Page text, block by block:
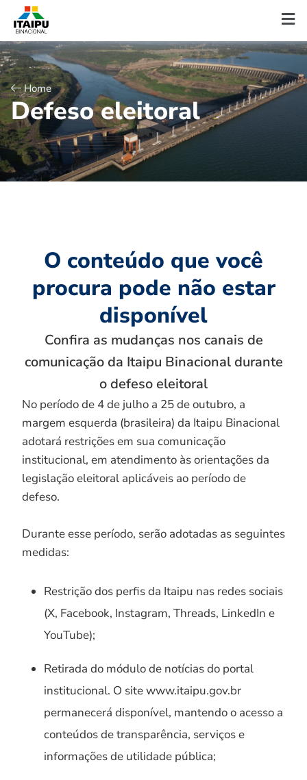
Home
Defeso eleitoral
O conteúdo que você
procura pode não estar
disponível
Confira as mudanças nos canais de
comunicação da Itaipu Binacional durante
o defeso eleitoral
No período de 4 de julho a 25 de outubro, a
margem esquerda (brasileira) da Itaipu Binacional
adotará restrições em sua comunicação
institucional, em atendimento às orientações da
legislação eleitoral aplicáveis ao período de
defeso.
Durante esse período, serão adotadas as seguintes
medidas:
Restrição dos perfis da Itaipu nas redes sociais
(X, Facebook, Instagram, Threads, LinkedIn e
YouTube);
Retirada do módulo de notícias do portal
institucional. O site www.itaipu.gov.br
permanecerá disponível, mantendo o acesso a
conteúdos de transparência, serviços e
informações de utilidade pública;